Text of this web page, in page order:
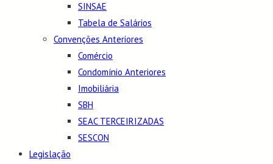
SINSAE
Tabela de Salários
Convenções Anteriores
Comércio
Condomínio Anteriores
Imobiliária
SBH
SEAC TERCEIRIZADAS
SESCON
Legislação